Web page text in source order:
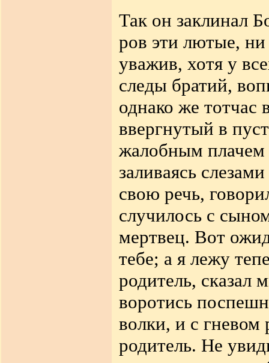
Так он заклинал
ров эти лютые,
уважив, хотя у
следы братий,
однако же
ввергнутый в
жалобным плачем
заливаясь
свою речь,
случилось с
мертвец. Вот
тебе; а я лежу
родитель, сказал
воротись
волки, и с
родитель. Не